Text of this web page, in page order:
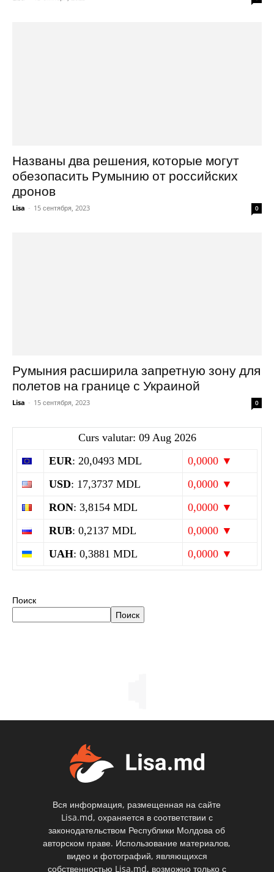
Названы два решения, которые могут
обезопасить Румынию от российских
дронов
Lisa - 15 сентября, 2023 0
Румыния расширила запретную зону для
полетов на границе с Украиной
Lisa - 15 сентября, 2023 0
Curs valutar: 09 Aug 2026
EUR: 20,0493 MDL
0,0000 ▼
USD: 17,3737 MDL
0,0000 ▼
RON: 3,8154 MDL
0,0000 ▼
RUB: 0,2137 MDL
0,0000 ▼
UAH: 0,3881 MDL 0,0000 ▼
Поиск
Поиск
Вся информация, размещенная на сайте
Lisa.md, охраняется в соответствии с
законодательством Республики Молдова об
авторском праве. Использование материалов,
видео и фотографий, являющихся
собственностью Lisa.md, возможно только с